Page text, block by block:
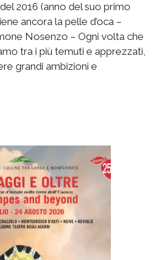
2016 (anno del suo primo
ancora la pelle d’oca –
Nosenzo – Ogni volta che
tra i più temuti e apprezzati,
grandi ambizioni e